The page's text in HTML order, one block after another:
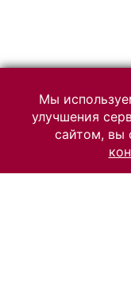
Мы
улучшения
сайтом, вы